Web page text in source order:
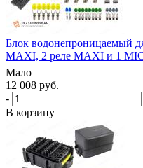
Блок водонепроницаемый
MAXI, 2 реле MAXI и 1
Мало
12 008 руб.
-
В корзину